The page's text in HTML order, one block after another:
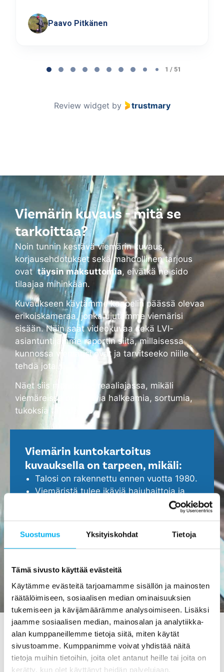
Suostumus Yksityiskohdat Tietoja
Tämä sivusto käyttää evästeitä
Käytämme evästeitä tarjoamamme sisällön ja mainosten
räätälöimiseen, sosiaalisen median ominaisuuksien
tukemiseen ja kävijämäärämme analysoimiseen. Lisäksi
jaamme sosiaalisen median, mainosalan ja analytiikka-
alan kumppaneillemme tietoja siitä, miten käytät
sivustoamme. Kumppanimme voivat yhdistää näitä
tietoja muihin tietoihin, joita olet antanut heille tai joita on
kerätty, kun olet käyttänyt heidän palvelujaan.
Paavo Pitkänen
1 / 51
Review widget by trustmary
Viemärin kuvaus - mitä se
tarkoittaa?
Noin tunnin kestävä viemärin kuvaus,
korjausehdotukset sekä mahdollinen tarjous
ovat täysin maksuttomia, eivätkä ne sido
tilaajaa mihinkään.
Kuvaukseen käytämme kaapelin päässä olevaa
erikoiskameraa, jonka ujutamme viemärisi
sisään. Näin saat videokuvaa sekä LVI-
asiantuntijamme raportin siitä, millaisessa
kunnossa viemärisi ovat ja tarvitseeko niille
tehdä jotain.
Näet siis monitorilta reaaliajassa, mikäli
viemäreissä on alkavia halkeamia, sortumia,
tukoksia tai vuotoja.
Viemärin kuntokartoitus
kuvauksella on tarpeen, mikäli:
Talosi on rakennettu ennen vuotta 1980.
Viemäristä tulee ikäviä hajuhaittoja ja
Haluat ennakoida ja turvata kotisi
ilmenemistä.
Viemärin kuvaus Raumassa -